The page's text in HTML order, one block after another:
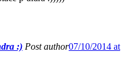
:) Post author07/10/2014 at